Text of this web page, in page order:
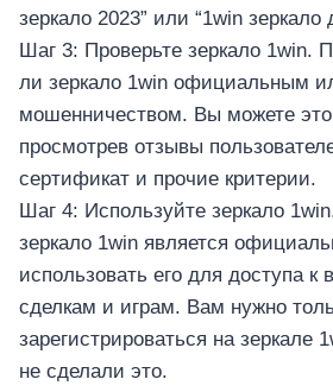
зеркало 2023” или “1win зеркало
Шаг 3: Проверьте зеркало 1win.
ли зеркало 1win официальным
мошенничеством. Вы можете это
просмотрев отзывы
сертификат и прочие критерии.
Шаг 4: Используйте зеркало
зеркало 1win является
использовать его для доступа к
сделкам и играм. Вам нужно
зарегистрироваться на зеркале
не сделали это.